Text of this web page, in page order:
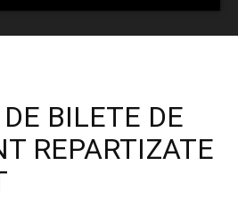
BILETE DE
REPARTIZATE